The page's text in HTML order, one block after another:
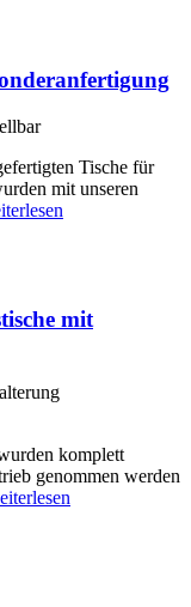
Tische für
mit unseren
mit
komplett
genommen werden